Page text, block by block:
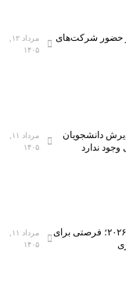
تومان از حضور شرکت‌های
۱۴۰۵
دانشجویان
ندارد
۱۴۰۵
آغاز ثبت‌نام برای حضور در اینوتکس ۲۰۲۶؛ فرصتی برای
۱۴۰۵